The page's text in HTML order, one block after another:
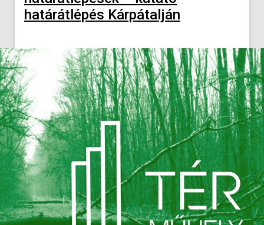
határátlépés Kárpátalján